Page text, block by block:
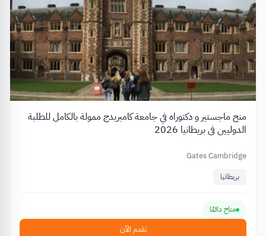
منح ماجستير و دكتوراه في جامعة كامبريدج ممولة بالكامل للطلبة
الدوليين في بريطانيا 2026
Gates Cambridge
بريطانيا
متاح دائمًا
تقدم الآن